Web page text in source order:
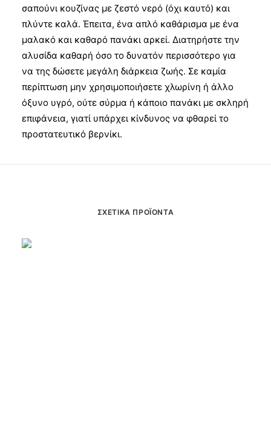
σαπούνι κουζίνας με ζεστό νερό (όχι καυτό) και
πλύντε καλά. Έπειτα, ένα απλό καθάρισμα με ένα
μαλακό και καθαρό πανάκι αρκεί. Διατηρήστε την
αλυσίδα καθαρή όσο το δυνατόν περισσότερο για
να της δώσετε μεγάλη διάρκεια ζωής. Σε καμία
περίπτωση μην χρησιμοποιήσετε χλωρίνη ή άλλο
όξυνο υγρό, ούτε σύρμα ή κάποιο πανάκι με σκληρή
επιφάνεια, γιατί υπάρχει κίνδυνος να φθαρεί το
προστατευτικό βερνίκι.
ΣΧΕΤΙΚΆ ΠΡΟΪΌΝΤΑ